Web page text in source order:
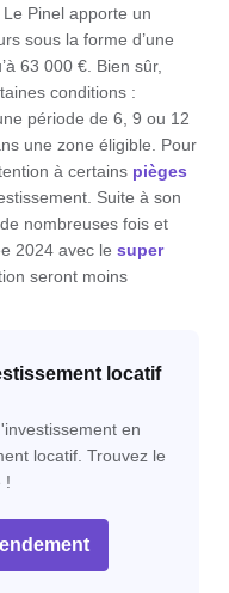
Pinel apporte un
sous la forme d’une
63 000 €. Bien sûr,
conditions :
période de 6, 9 ou 12
une zone éligible. Pour
à certains pièges
Suite à son
nombreuses fois et
2024 avec le super
seront moins
locatif
en
locatif. Trouvez le
!